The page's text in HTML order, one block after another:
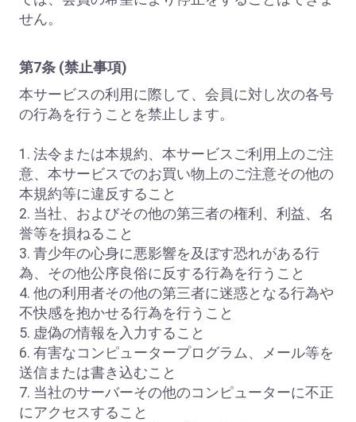
せん。
第7条 (禁止事項)
本サービスの利用に際して、会員に対し次の各号
の行為を行うことを禁止します。
1. 法令または本規約、本サービスご利用上のご注
意、本サービスでのお買い物上のご注意その他の
本規約等に違反すること
2. 当社、およびその他の第三者の権利、利益、名
誉等を損ねること
3. 青少年の心身に悪影響を及ぼす恐れがある行
為、その他公序良俗に反する行為を行うこと
4. 他の利用者その他の第三者に迷惑となる行為や
不快感を抱かせる行為を行うこと
5. 虚偽の情報を入力すること
6. 有害なコンピュータープログラム、メール等を
送信または書き込むこと
7. 当社のサーバーその他のコンピューターに不正
にアクセスすること